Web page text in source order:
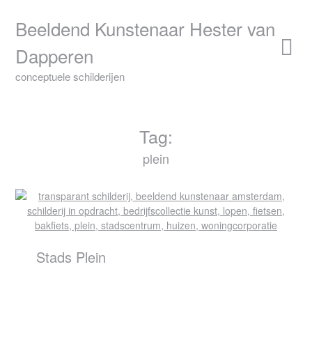
contentBeeldend Kunstenaar Hester van
Dapperen
conceptuele schilderijen
Tag:
plein
Stads Plein